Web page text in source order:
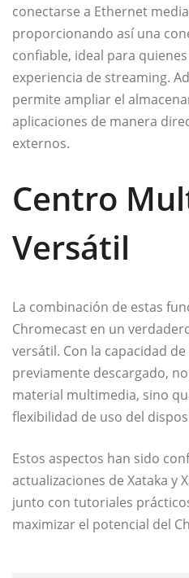
conectarse a Ethernet
proporcionando así una
confiable, ideal para
experiencia de streaming.
permite ampliar el
aplicaciones de manera
externos.
Centro
Versátil
La combinación de estas
Chromecast en un
versátil. Con la capacidad
previamente descargado,
material multimedia, sino
flexibilidad de uso del
Estos aspectos han sido
actualizaciones de Xataka y
junto con tutoriales
maximizar el potencial del